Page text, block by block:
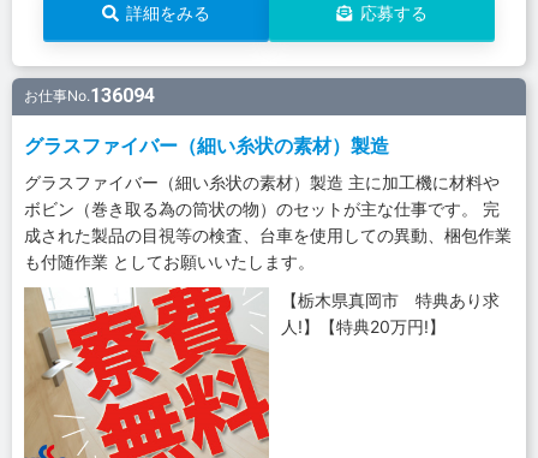
詳細をみる 応募する
お仕事No.136094
グラスファイバー（細い糸状の素材）製造
グラスファイバー（細い糸状の素材）製造 主に加工機に材料や
ボビン（巻き取る為の筒状の物）のセットが主な仕事です。 完
成された製品の目視等の検査、台車を使用しての異動、梱包作業
も付随作業 としてお願いいたします。
【栃木県真岡市 特典あり求
人!】【特典20万円!】